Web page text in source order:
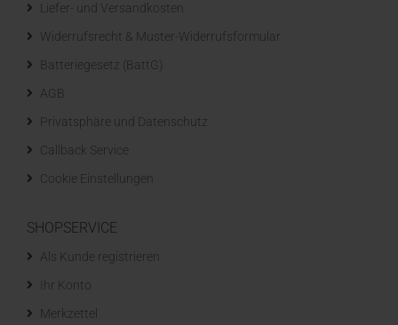
Liefer- und Versandkosten
Widerrufsrecht & Muster-Widerrufsformular
Batteriegesetz (BattG)
AGB
Privatsphäre und Datenschutz
Callback Service
Cookie Einstellungen
SHOPSERVICE
Als Kunde registrieren
Ihr Konto
Merkzettel